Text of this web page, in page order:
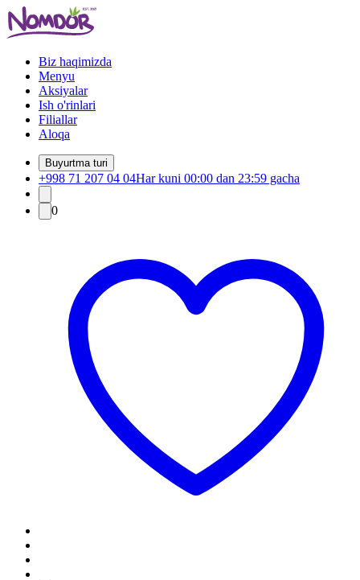
Biz haqimizda
Menyu
Aksiyalar
Ish o'rinlari
Filiallar
Aloqa
Buyurtma turi
+998 71 207 04 04Har kuni 00:00 dan 23:59 gacha
0